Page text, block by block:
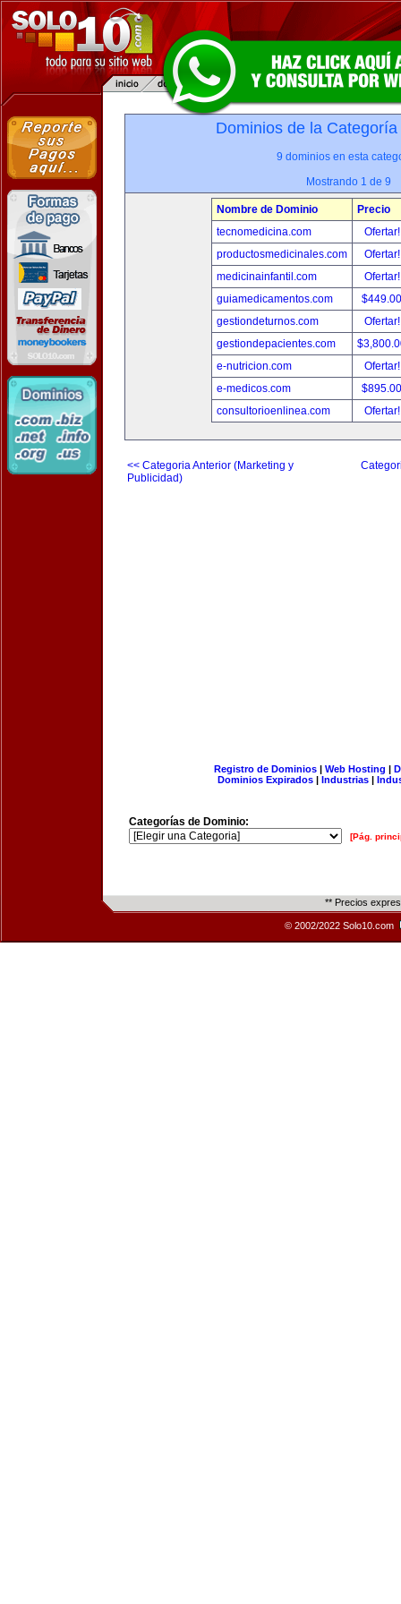
Dominios de la
9 dominios en esta
Mostrando 1 de 9
Nombre de Dominio
Precio
tecnomedicina.com
productosmedicinales.com
medicinainfantil.com
guiamedicamentos.com
gestiondeturnos.com
gestiondepacientes.com
e-nutricion.com
e-medicos.com
consultorioenlinea.com
<< Categoria Anterior (Marketing y
Publicidad)
Registro de Dominios| Web Hosting |
Dominios Expirados | Industrias |
Categorías de Dominio:
[Pág.
** Precios
© 2002/2022 Solo10.com